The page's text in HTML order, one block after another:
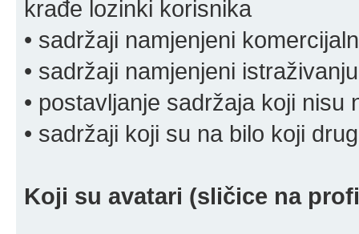
krađe lozinki korisnika
• sadržaji namjenjeni
• sadržaji namjenjeni
• postavljanje sadržaja koji
• sadržaji koji su na bilo koji
Koji su avatari (sličice na